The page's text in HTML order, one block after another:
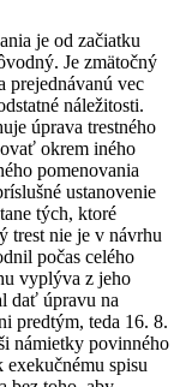
je od začiatku
Je zmätočný
prejednávanú vec
náležitosti.
úprava trestného
okrem iného
pomenovania
ustanovenie
tých, ktoré
trest nie je v návrhu
počas celého
vyplýva z jeho
dať úpravu na
predtým, teda 16. 8.
námietky povinného
spisu